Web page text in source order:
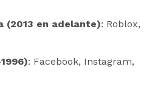
(2013 en adelante): Roblox,
: Facebook, Instagram,